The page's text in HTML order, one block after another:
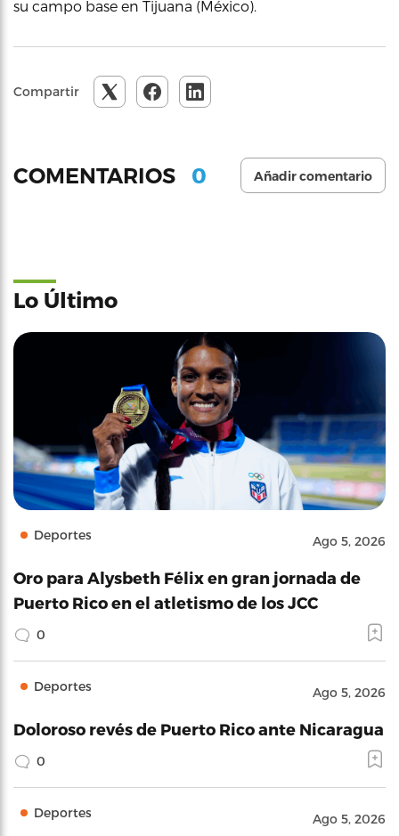
su campo base en Tijuana (México).
Compartir
COMENTARIOS 0 Añadir comentario
Lo Último
Deportes Ago 5, 2026
Oro para Alysbeth Félix en gran jornada de
Puerto Rico en el atletismo de los JCC
0
Deportes Ago 5, 2026
Doloroso revés de Puerto Rico ante Nicaragua
0
Deportes Ago 5, 2026